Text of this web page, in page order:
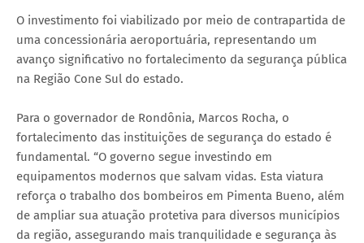
O investimento foi viabilizado por meio de contrapartida de
uma concessionária aeroportuária, representando um
avanço significativo no fortalecimento da segurança pública
na Região Cone Sul do estado.
Para o governador de Rondônia, Marcos Rocha, o
fortalecimento das instituições de segurança do estado é
fundamental. “O governo segue investindo em
equipamentos modernos que salvam vidas. Esta viatura
reforça o trabalho dos bombeiros em Pimenta Bueno, além
de ampliar sua atuação protetiva para diversos municípios
da região, assegurando mais tranquilidade e segurança às